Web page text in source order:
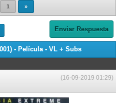
1 »
Enviar Respuesta
- Película - VL + Subs
(16-09-2019 01:29)